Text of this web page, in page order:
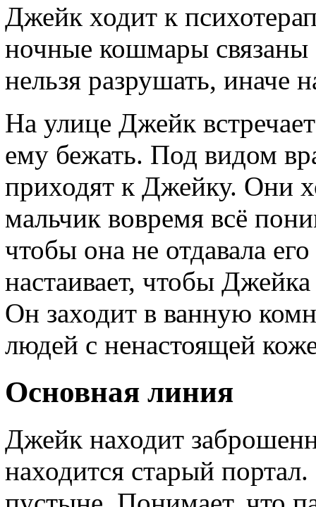
Джейк ходит к
ночные кошмары
нельзя разрушать, иначе
На улице Джейк
ему бежать. Под видом
приходят к Джейку. Они
мальчик вовремя всё
чтобы она не отдавала
настаивает, чтобы
Он заходит в ванную
людей с ненастоящей
Основная линия
Джейк находит
находится старый